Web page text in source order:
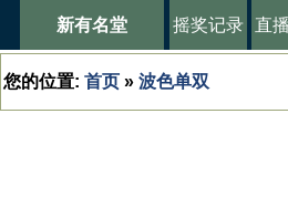
新有名堂 摇奖记录 直
您的位置: 首页 » 波色单双